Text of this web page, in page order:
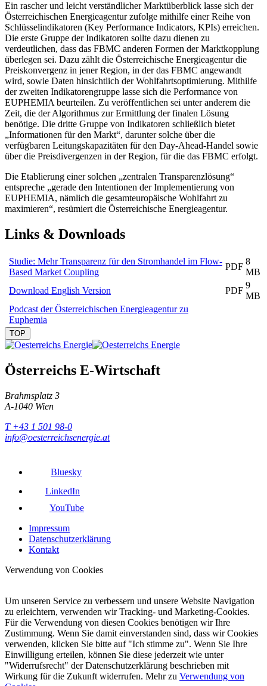
Ein rascher und leicht verständlicher Marktüberblick lasse sich der
Österreichischen Energieagentur zufolge mithilfe einer Reihe von
Schlüsselindikatoren (Key Performance Indicators, KPIs) erreichen.
Die erste Gruppe der Indikatoren sollte dazu dienen zu
verdeutlichen, dass das FBMC anderen Formen der Marktkopplung
überlegen sei. Dazu zählt die Österreichische Energieagentur die
Preiskonvergenz in jener Region, in der das FBMC angewandt
wird, sowie Daten hinsichtlich der Wohlfahrtsoptimierung. Mithilfe
der zweiten Indikatorengruppe lasse sich die Performance von
EUPHEMIA beurteilen. Zu veröffentlichen sei unter anderem die
Zeit, die der Algorithmus zur Ermittlung der finalen Lösung
benötige. Die dritte Gruppe von Indikatoren schließlich bietet
„Informationen für den Markt“, darunter solche über die
verfügbaren Leitungskapazitäten für den Day-Ahead-Handel sowie
über die Preisdivergenzen in der Region, für die das FBMC erfolgt.
Die Etablierung einer solchen „zentralen Transparenzlösung“
entspreche „gerade den Intentionen der Implementierung von
EUPHEMIA, nämlich die gesamteuropäische Wohlfahrt zu
maximieren“, resümiert die Österreichische Energieagentur.
Links & Downloads
Studie: Mehr Transparenz für den Stromhandel im Flow-
Based Market Coupling
PDF
8
MB
Download English Version
PDF
9
MB
Podcast der Österreichischen Energieagentur zu
Euphemia
TOP
Österreichs E-Wirtschaft
Brahmsplatz 3
A-1040 Wien
T +43 1 501 98-0
info@oesterreichsenergie.at
Bluesky
LinkedIn
YouTube
Impressum
Datenschutzerklärung
Kontakt
Verwendung von Cookies
Um unseren Service zu verbessern und unsere Website Navigation
zu erleichtern, verwenden wir Tracking- und Marketing-Cookies.
Für die Verwendung von diesen Cookies benötigen wir Ihre
Zustimmung. Wenn Sie damit einverstanden sind, dass wir Cookies
verwenden, klicken Sie bitte auf "Ich stimme zu". Wenn Sie Ihre
Einwilligung erteilen, können Sie diese jederzeit wie unter
"Widerrufsrecht" der Datenschutzerklärung beschrieben mit
Wirkung für die Zukunft widerrufen. Mehr zu Verwendung von